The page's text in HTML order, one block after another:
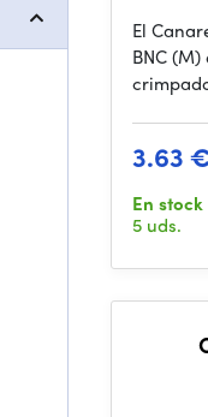
El
BNC
3.63
En stock
5 uds.